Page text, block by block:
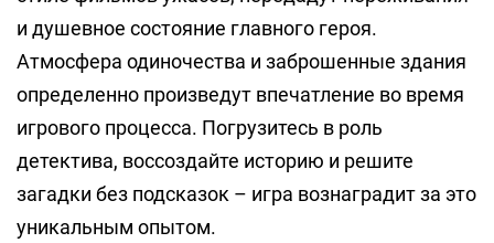
и душевное состояние главного героя.
Атмосфера одиночества и заброшенные здания
определенно произведут впечатление во время
игрового процесса. Погрузитесь в роль
детектива, воссоздайте историю и решите
загадки без подсказок – игра вознаградит за это
уникальным опытом.